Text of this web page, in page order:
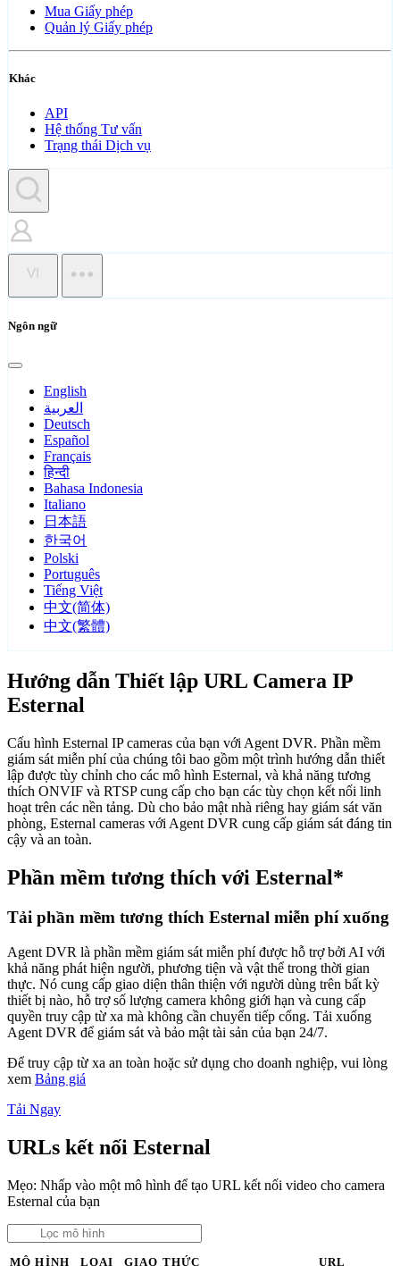
Mua Giấy phép
Quản lý Giấy phép
Khác
API
Hệ thống Tư vấn
Trạng thái Dịch vụ
VI
Ngôn ngữ
English
العربية
Deutsch
Español
Français
हिन्दी
Bahasa Indonesia
Italiano
日本語
한국어
Polski
Português
Tiếng Việt
中文(简体)
中文(繁體)
Hướng dẫn Thiết lập URL Camera IP
Esternal
Cấu hình Esternal IP cameras của bạn với Agent DVR. Phần mềm
giám sát miễn phí của chúng tôi bao gồm một trình hướng dẫn thiết
lập được tùy chỉnh cho các mô hình Esternal, và khả năng tương
thích ONVIF và RTSP cung cấp cho bạn các tùy chọn kết nối linh
hoạt trên các nền tảng. Dù cho bảo mật nhà riêng hay giám sát văn
phòng, Esternal cameras với Agent DVR cung cấp giám sát đáng tin
cậy và an toàn.
Phần mềm tương thích với Esternal*
Tải phần mềm tương thích Esternal miễn phí xuống
Agent DVR là phần mềm giám sát miễn phí được hỗ trợ bởi AI với
khả năng phát hiện người, phương tiện và vật thể trong thời gian
thực. Nó cung cấp giao diện thân thiện với người dùng trên bất kỳ
thiết bị nào, hỗ trợ số lượng camera không giới hạn và cung cấp
quyền truy cập từ xa mà không cần chuyển tiếp cổng. Tải xuống
Agent DVR để giám sát và bảo mật tài sản của bạn 24/7.
Để truy cập từ xa an toàn hoặc sử dụng cho doanh nghiệp, vui lòng
xem Bảng giá
Tải Ngay
URLs kết nối Esternal
Mẹo: Nhấp vào một mô hình để tạo URL kết nối video cho camera
Esternal của bạn
MÔ HÌNH LOẠI GIAO THỨC URL